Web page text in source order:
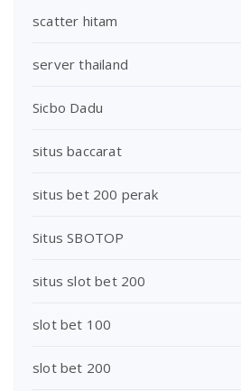
scatter hitam
server thailand
Sicbo Dadu
situs baccarat
situs bet 200 perak
Situs SBOTOP
situs slot bet 200
slot bet 100
slot bet 200